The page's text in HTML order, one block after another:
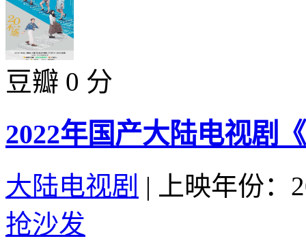
豆瓣 0 分
2022年国产大陆电视剧
大陆电视剧 |
上映年份：
抢沙发